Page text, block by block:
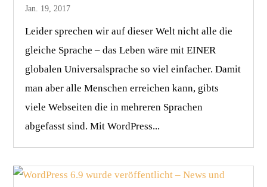
Jan. 19, 2017
Leider sprechen wir auf dieser Welt nicht alle die
gleiche Sprache – das Leben wäre mit EINER
globalen Universalsprache so viel einfacher. Damit
man aber alle Menschen erreichen kann, gibts
viele Webseiten die in mehreren Sprachen
abgefasst sind. Mit WordPress...